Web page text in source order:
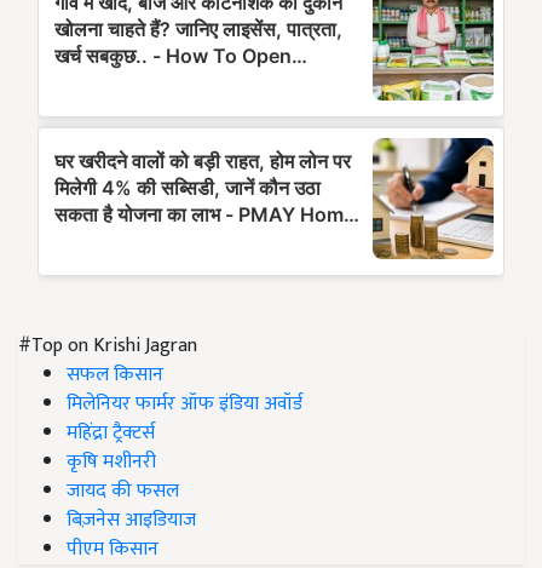
#Top on Krishi Jagran
सफल किसान
मिलेनियर फार्मर ऑफ इंडिया अवॉर्ड
महिंद्रा ट्रैक्टर्स
कृषि मशीनरी
जायद की फसल
बिज़नेस आइडियाज
पीएम किसान